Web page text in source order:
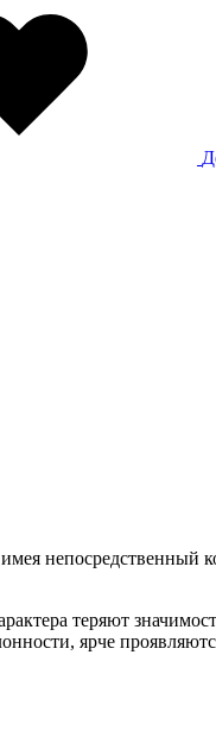
непосредственный
теряют
ярче